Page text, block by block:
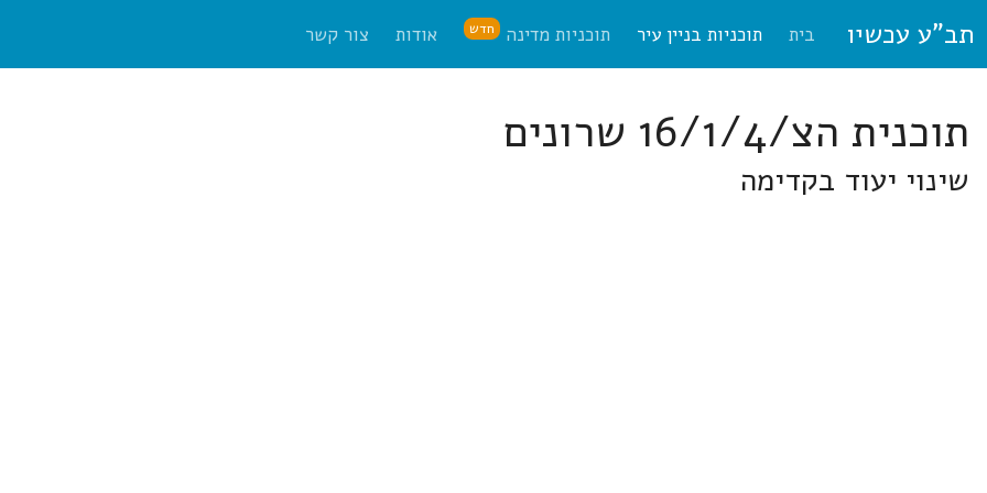
תב"ע עכשיו בית תוכניות בניין עיר תוכניות מדינה חדש אודות צור קשר
תוכנית הצ/16/1/4 שרונים
שינוי יעוד בקדימה